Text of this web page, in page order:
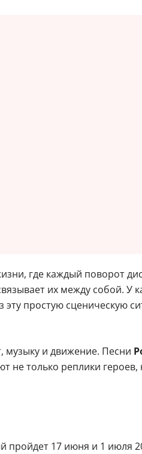
где каждый поворот
их между собой.
простую сценическую
музыку и движение. Песни
не только реплики
пройдет 17 июня и 1 июля